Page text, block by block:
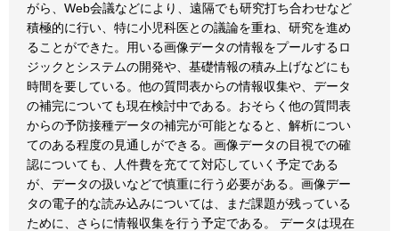
がら、Web会議などにより、遠隔でも研究打ち合わせなど
積極的に行い、特に小児科医との議論を重ね、研究を進め
ることができた。用いる画像データの情報をプールするロ
ジックとシステムの開発や、基礎情報の積み上げなどにも
時間を要している。他の質問表からの情報収集や、データ
の補完についても現在検討中である。おそらく他の質問表
からの予防接種データの補完が可能となると、解析につい
てのある程度の見通しができる。画像データの目視での確
認についても、人件費を充てて対応していく予定である
が、データの扱いなどで慎重に行う必要がある。画像デー
タの電子的な読み込みについては、まだ課題が残っている
ために、さらに情報収集を行う予定である。 データは現在